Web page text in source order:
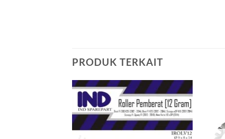
PRODUK TERKAIT
Tambahkan
ke Wishlist